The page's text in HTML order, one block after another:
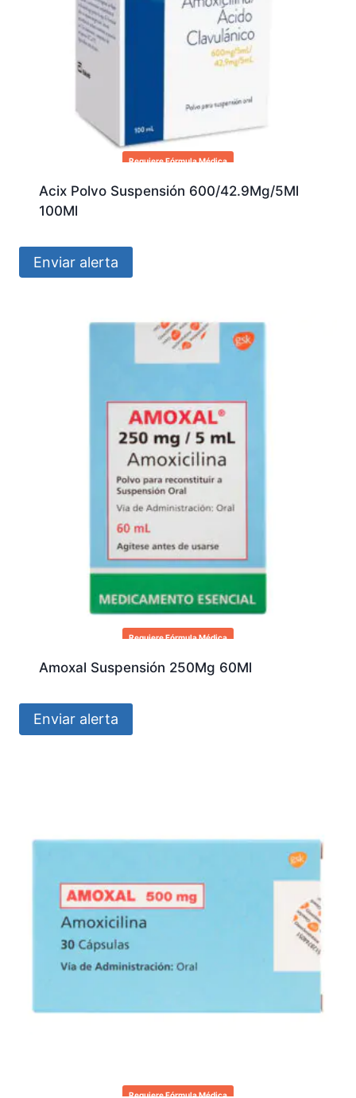
Requiere Fórmula Médica
Acix Polvo Suspensión 600/42.9Mg/5Ml
100Ml
Enviar alerta
Requiere Fórmula Médica
Amoxal Suspensión 250Mg 60Ml
Enviar alerta
Requiere Fórmula Médica